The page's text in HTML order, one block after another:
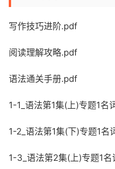
写作技巧进阶.pdf
阅读理解攻略.pdf
语法通关手册.pdf
1-1_语法第1集(上)专题1名
1-2_语法第1集(下)专题1
1-3_语法第2集(上)专题1